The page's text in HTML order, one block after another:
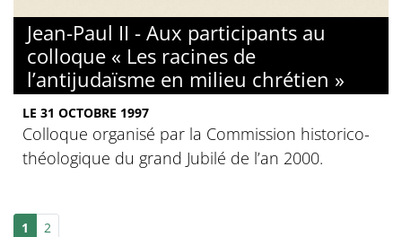
Jean-Paul II - Aux participants au
colloque « Les racines de
l’antijudaïsme en milieu chrétien »
LE 31 OCTOBRE 1997
Colloque organisé par la Commission historico-
théologique du grand Jubilé de l’an 2000.
1 2